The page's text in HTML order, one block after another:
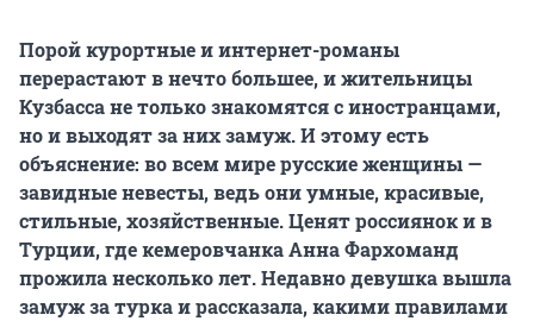
Порой курортные и интернет-романы
перерастают в нечто большее, и жительницы
Кузбасса не только знакомятся с иностранцами,
но и выходят за них замуж. И этому есть
объяснение: во всем мире русские женщины —
завидные невесты, ведь они умные, красивые,
стильные, хозяйственные. Ценят россиянок и в
Турции, где кемеровчанка Анна Фархоманд
прожила несколько лет. Недавно девушка вышла
замуж за турка и рассказала, какими правилами